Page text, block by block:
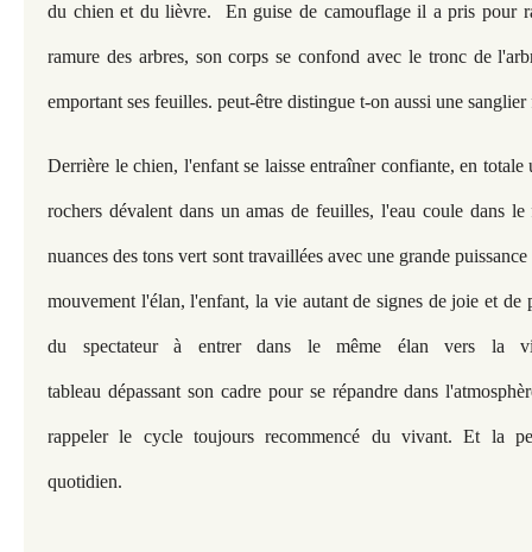
du chien et du lièvre. En guise de camouflage il a pris pour
ramure des arbres, son corps se confond avec le tronc de
emportant ses feuilles. peut-être distingue t-on aussi une
Derrière le chien, l'enfant se laisse entraîner confiante, en
rochers dévalent dans un amas de feuilles, l'eau coule dans
nuances des tons vert sont travaillées avec une grande
mouvement l'élan, l'enfant, la vie autant de signes de joie et de
du spectateur à entrer dans le même élan vers la
tableau dépassant son cadre pour se répandre dans
rappeler le cycle toujours recommencé du vivant. Et la
quotidien.